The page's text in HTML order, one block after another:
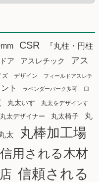
CSR
『丸柱・円柱
ア アスレチック
アス
ズ デザイン フィールドアスレチ
ト ラベンダーパーク多可
ロ
丸太いす
丸太をデザインす
丸太デザイナー 丸太椅子 丸
太 丸棒加工場
信用される木材
信頼される